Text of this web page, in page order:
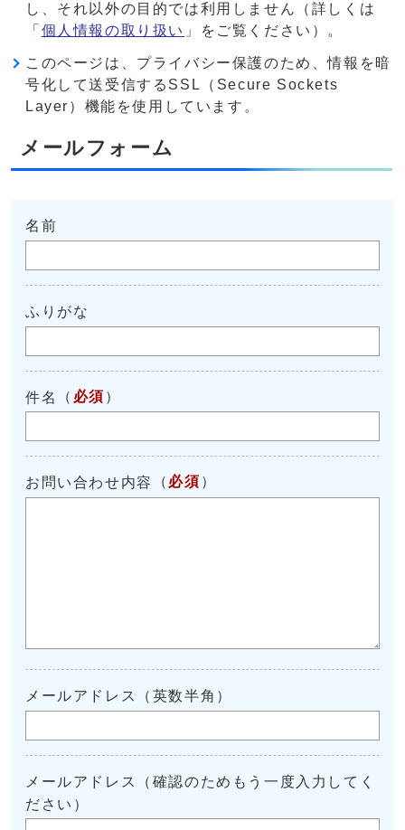
し、それ以外の目的では利用しません（詳しくは
「 個人情報の取り扱い 」をご覧ください）。
このページは、プライバシー保護のため、情報を暗
号化して送受信するSSL（Secure Sockets
Layer）機能を使用しています。
メールフォーム
名前
ふりがな
件名 （ 必須 ）
お問い合わせ内容 （ 必須 ）
メールアドレス（英数半角）
メールアドレス（確認のためもう一度入力してく
ださい）